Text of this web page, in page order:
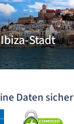
Stadt
Daten sicher